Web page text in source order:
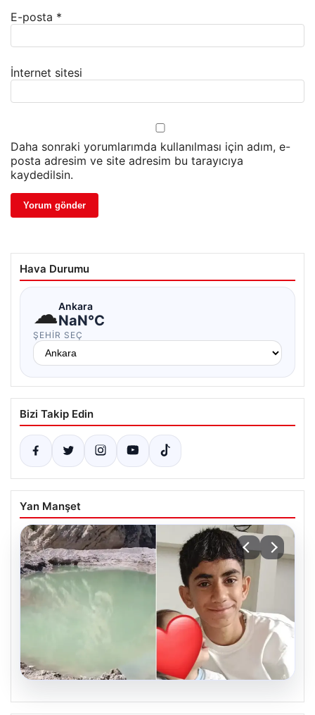
E-posta *
İnternet sitesi
Daha sonraki yorumlarımda kullanılması için adım, e-
posta adresim ve site adresim bu tarayıcıya
kaydedilsin.
Hava Durumu
☁Ankara
NaN°C
ŞEHIR SEÇ
Bizi Takip Edin
Yan Manşet